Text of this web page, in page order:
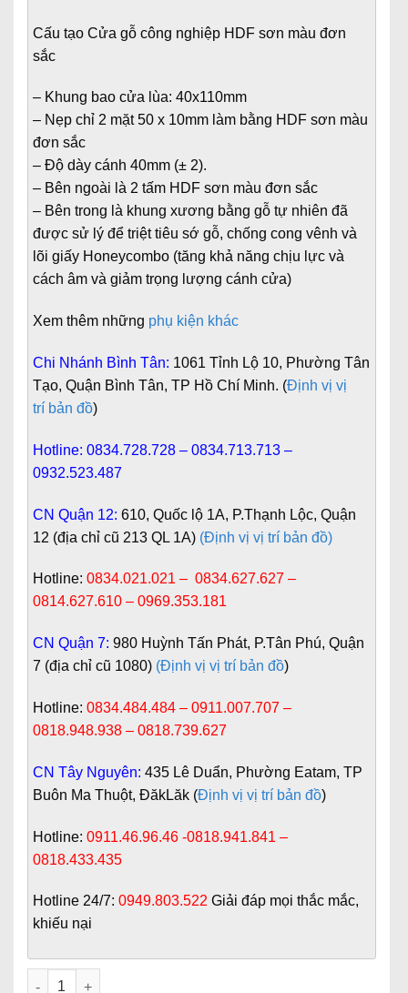
Cấu tạo Cửa gỗ công nghiệp HDF sơn màu đơn
sắc
– Khung bao cửa lùa: 40x110mm
– Nẹp chỉ 2 mặt 50 x 10mm làm bằng HDF sơn màu
đơn sắc
– Độ dày cánh 40mm (± 2).
– Bên ngoài là 2 tấm HDF sơn màu đơn sắc
– Bên trong là khung xương bằng gỗ tự nhiên đã
được sử lý để triệt tiêu sớ gỗ, chống cong vênh và
lõi giấy Honeycombo (tăng khả năng chịu lực và
cách âm và giảm trọng lượng cánh cửa)
Xem thêm những phụ kiện khác
Chi Nhánh Bình Tân: 1061 Tỉnh Lộ 10, Phường Tân
Tạo, Quận Bình Tân, TP Hồ Chí Minh. (Định vị vị
trí bản đồ)
Hotline: 0834.728.728 – 0834.713.713 –
0932.523.487
CN Quận 12: 610, Quốc lộ 1A, P.Thạnh Lộc, Quận
12 (địa chỉ cũ 213 QL 1A) (Định vị vị trí bản đồ)
Hotline: 0834.021.021 – 0834.627.627 –
0814.627.610 – 0969.353.181
CN Quận 7: 980 Huỳnh Tấn Phát, P.Tân Phú, Quận
7 (địa chỉ cũ 1080) (Định vị vị trí bản đồ)
Hotline: 0834.484.484 – 0911.007.707 –
0818.948.938 – 0818.739.627
CN Tây Nguyên: 435 Lê Duẩn, Phường Eatam, TP
Buôn Ma Thuột, ĐăkLăk (Định vị vị trí bản đồ)
Hotline: 0911.46.96.46 -0818.941.841 –
0818.433.435
Hotline 24/7: 0949.803.522 Giải đáp mọi thắc mắc,
khiếu nại
Cửa gỗ công nghiệp màu vàng số lượng